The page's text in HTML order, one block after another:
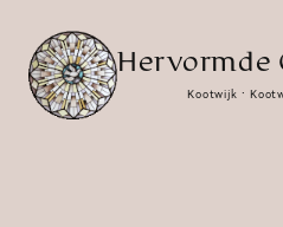
Hervormde
Kootwijk ·